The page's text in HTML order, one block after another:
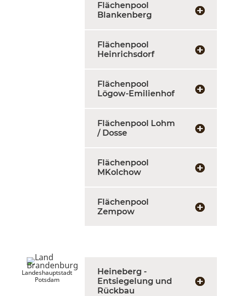
Flächenpool
Blankenberg
Flächenpool
Heinrichsdorf
Flächenpool
Lögow-Emilienhof
Flächenpool Lohm
/ Dosse
Flächenpool
MKolchow
Flächenpool
Zempow
Landeshauptstadt
Potsdam
Heineberg -
Entsiegelung und
Rückbau